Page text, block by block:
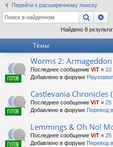
и Перейти к расширенному поиску
Поиск
Найдено 8
Темы
Worms 2: Armageddon
Последнее сообщение ViT « 10
Добавлено в форуме
Castlevania Chronicles
Последнее сообщение ViT « 25
Добавлено в форуме Перевод
Lemmings & Oh No!
Последнее сообщение ViT « 25
Добавлено в форуме Перевод